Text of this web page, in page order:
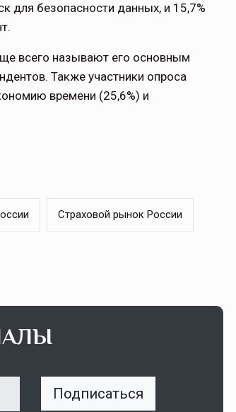
для безопасности данных, и 15,7%
всего называют его основным
Также участники опроса
времени (25,6%) и
Страховой рынок России
Подписаться
Нормативно-правовое регулирование страхового
в России является одним из наиболее
в мире, однако в отдельных
ССТ, 2025 №4 СЕНТЯБРЬ